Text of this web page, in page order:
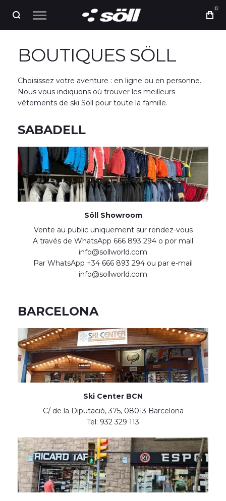
0
BOUTIQUES SÖLL
Choisissez votre aventure : en ligne ou en personne.
Nous vous indiquons où trouver les meilleurs
vêtements de ski Söll pour toute la famille.
SABADELL
Söll Showroom
Vente au public uniquement sur rendez-vous
A través de WhatsApp 666 893 294 o por mail
info@sollworld.com
Par WhatsApp +34 666 893 294 ou par e-mail
info@sollworld.com
BARCELONA
Ski Center BCN
C/ de la Diputació, 375, 08013 Barcelona
Tel: 932 329 113